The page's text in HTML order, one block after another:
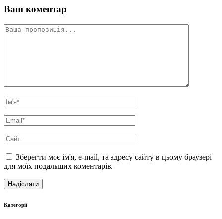
Ваш коментар
Зберегти моє ім'я, e-mail, та адресу сайту в цьому браузері
для моїх подальших коментарів.
Категорії